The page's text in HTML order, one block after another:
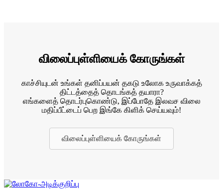
விலைப்புள்ளியைக் கோருங்கள்
காச்சியுடன் உங்கள் தனிப்பயன் தகடு உலோக உருவாக்கத்
திட்டத்தைத் தொடங்கத் தயாரா?
எங்களைத் தொடர்புகொண்டு, இப்போதே இலவச விலை
மதிப்பீட்டைப் பெற இங்கே கிளிக் செய்யவும்!
விலைப்புள்ளியைக் கோருங்கள்